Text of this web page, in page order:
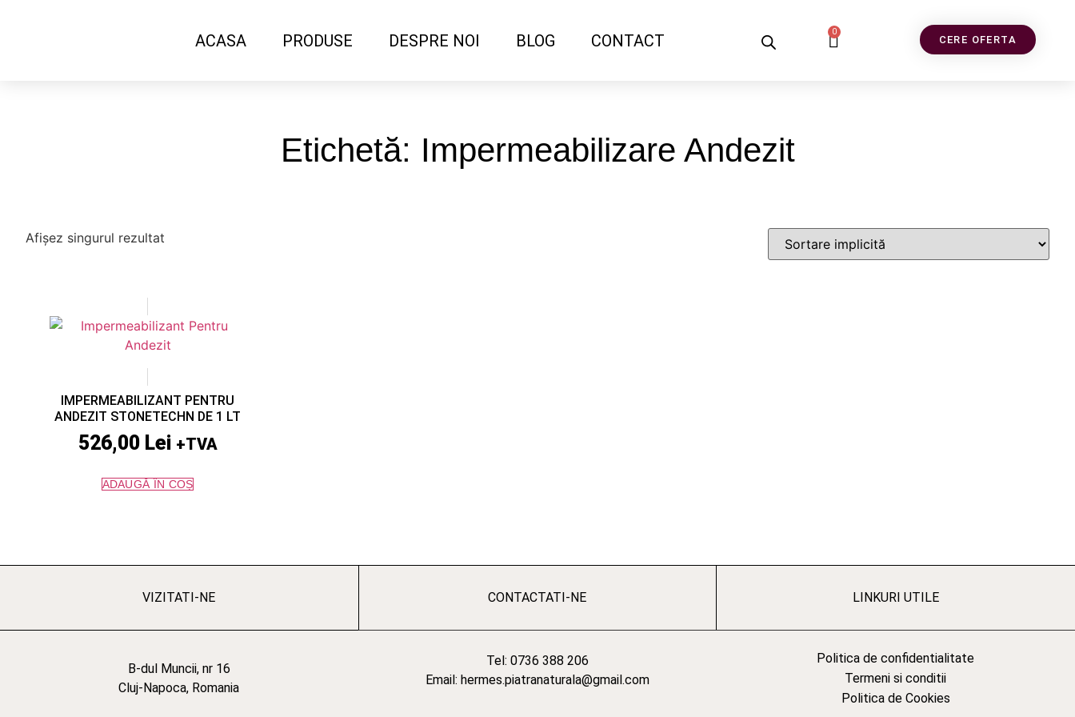
ACASA PRODUSE DESPRE NOI BLOG CONTACT 0
CERE OFERTA
Etichetă: Impermeabilizare Andezit
Afișez singurul rezultat
IMPERMEABILIZANT PENTRU
ANDEZIT STONETECHN DE 1 LT
526,00 Lei +TVA
ADAUGĂ ÎN COȘ
VIZITATI-NE
B-dul Muncii, nr 16
Cluj-Napoca, Romania
CONTACTATI-NE
Tel: 0736 388 206
Email: hermes.piatranaturala@gmail.com
LINKURI UTILE
Politica de confidentialitate
Termeni si conditii
Politica de Cookies